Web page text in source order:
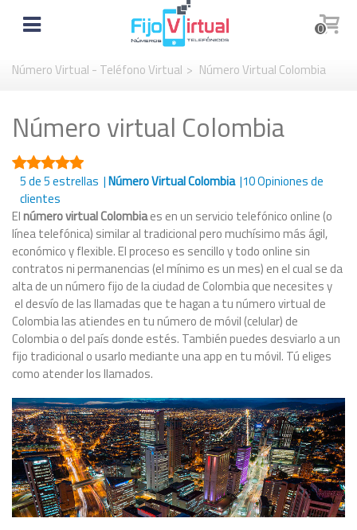
0
Número Virtual - Teléfono Virtual > Número Virtual Colombia
Número virtual Colombia
5de 5 estrellas |Número Virtual Colombia |10Opiniones de
clientes
Elnúmero virtual Colombiaes en un servicio telefónico online (o
línea telefónica) similar al tradicional pero muchísimo más ágil,
económico y flexible. El proceso es sencillo y todo online sin
contratos ni permanencias (el mínimo es un mes) en el cual se da
alta de un número fijo de la ciudad de Colombia que necesites y
el desvío de las llamadas que te hagan a tu número virtual de
Colombia las atiendes en tu número de móvil (celular) de
Colombia o del país donde estés. También puedes desviarlo a un
fijo tradicional o usarlo mediante una app en tu móvil. Tú eliges
como atender los llamados.